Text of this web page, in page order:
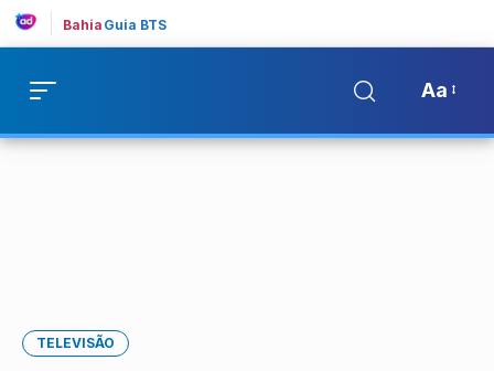
Bahia Guia BTS
Aa
TELEVISÃO